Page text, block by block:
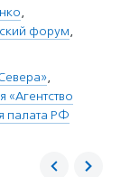
,
форум,
,
палата РФ